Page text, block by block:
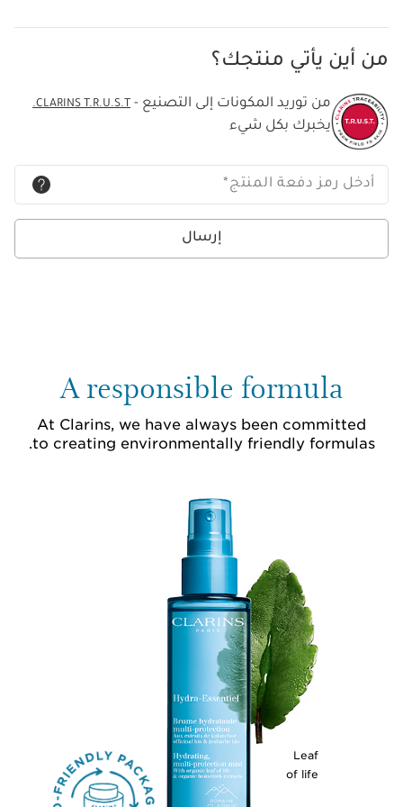
من أين يأتي منتجك؟
من توريد المكونات إلى التصنيع - CLARINS T.R.U.S.T.
يخبرك بكل شيء
أدخل رمز دفعة المنتج*
إرسال
A responsible formula
At Clarins, we have always been committed
to creating environmentally friendly formulas.
Leaf
of life